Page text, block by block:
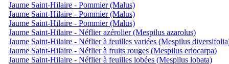
Jaume Saint-Hilaire - Pommier (Malus)
Jaume Saint-Hilaire - Pommier (Malus)
Jaume Saint-Hilaire - Pommier (Malus)
Jaume Saint-Hilaire - Néflier azérolier (Mespilus azarolus)
Jaume Saint-Hilaire - Néflier à feuilles variées (Mespilus
Jaume Saint-Hilaire - Néflier à fruits rouges (Mespilus eriocarpa)
Jaume Saint-Hilaire - Néflier à feuilles lobées (Mespilus lobata)